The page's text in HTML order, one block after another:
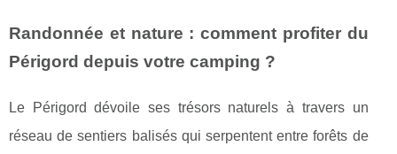
Randonnée et nature : comment profiter du
Périgord depuis votre camping ?
Le Périgord dévoile ses trésors naturels à travers un
réseau de sentiers balisés qui serpentent entre forêts de